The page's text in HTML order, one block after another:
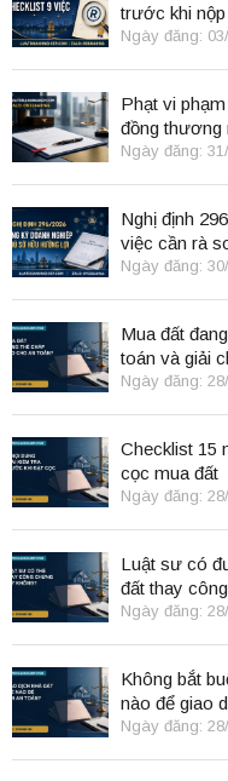
trước khi
Ngày đăng:
Phạt vi
đồng thương
Ngày đăng:
Nghị định
việc cần rà
Ngày đăng:
Mua đất
toán và giải
Ngày đăng:
Checklist 15
cọc mua đất
Ngày đăng:
Luật sư có
đất thay
Ngày đăng:
Không bắt
nào để giao
Ngày đăng: